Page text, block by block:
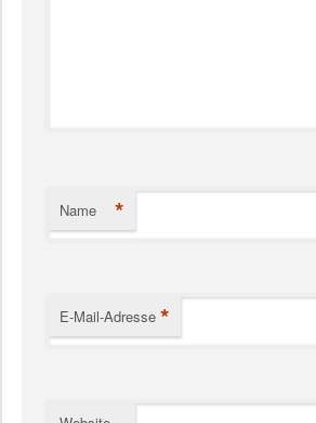
Name *
E-Mail-Adresse *